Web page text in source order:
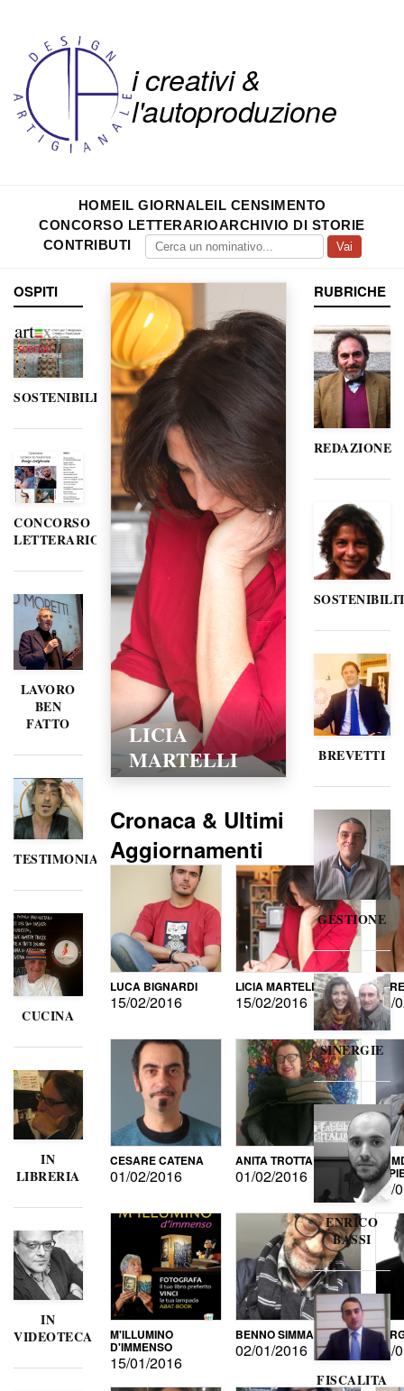
i creativi &
l'autoproduzione
HOMEIL GIORNALEIL CENSIMENTO
CONCORSO LETTERARIOARCHIVIO DI STORIE
CONTRIBUTI
Vai
OSPITI
SOSTENIBILITÀ
CONCORSO
LETTERARIO
LAVORO
BEN
FATTO
TESTIMONIANZE
CUCINA
IN
LIBRERIA
IN
VIDEOTECA
LICIA
MARTELLI
Cronaca & Ultimi
Aggiornamenti
LUCA BIGNARDI
15/02/2016
LICIA MARTELLI
15/02/2016 15/
CESARE CATENA
01/02/2016
ANITA TROTTA
01/02/2016 DI
15/
M'ILLUMINO
D'IMMENSO
15/01/2016
BENNO SIMMA
02/01/2016
RUBRICHE
REDAZIONE
BREVETTI
GESTIONE
SINERGIE
ENRICO
BASSI
FISCALITA